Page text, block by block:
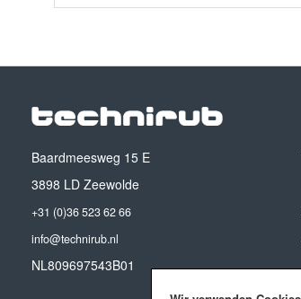
Baardmeesweg 15 E
3898 LD Zeewolde
+31 (0)36 523 62 66
info@technirub.nl
NL809697543B01